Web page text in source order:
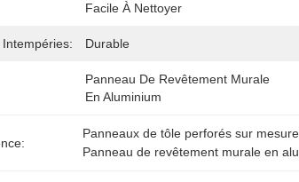
Facile À Nettoyer
Durable
Panneau De Revêtement Murale
En Aluminium
Panneaux de tôle perforés sur mesure
Panneau de revêtement murale en